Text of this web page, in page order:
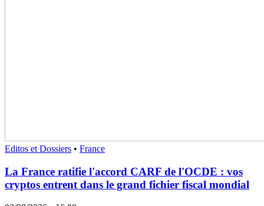
Editos et Dossiers • France
La France ratifie l'accord CARF de l'OCDE : vos
cryptos entrent dans le grand fichier fiscal mondial